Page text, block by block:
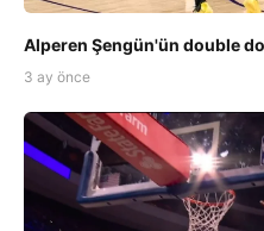
Alperen Şengün'ün double
3 ay önce